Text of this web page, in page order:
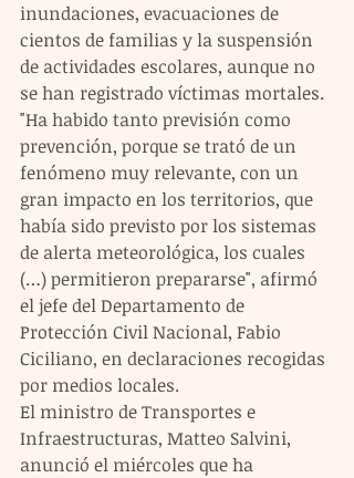
inundaciones, evacuaciones de
cientos de familias y la suspensión
de actividades escolares, aunque no
se han registrado víctimas mortales.
"Ha habido tanto previsión como
prevención, porque se trató de un
fenómeno muy relevante, con un
gran impacto en los territorios, que
había sido previsto por los sistemas
de alerta meteorológica, los cuales
(…) permitieron prepararse", afirmó
el jefe del Departamento de
Protección Civil Nacional, Fabio
Ciciliano, en declaraciones recogidas
por medios locales.
El ministro de Transportes e
Infraestructuras, Matteo Salvini,
anunció el miércoles que ha